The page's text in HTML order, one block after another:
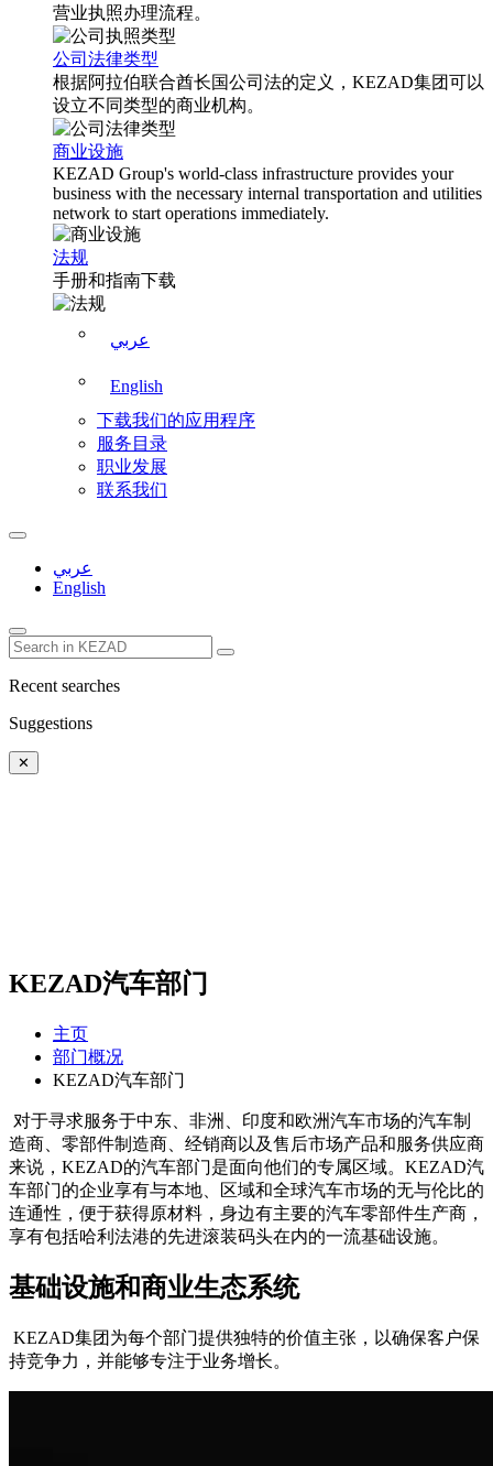
营业执照办理流程。
公司法律类型
根据阿拉伯联合酋长国公司法的定义，KEZAD集团可以
设立不同类型的商业机构。
商业设施
KEZAD Group's world-class infrastructure provides your
business with the necessary internal transportation and utilities
network to start operations immediately.
法规
手册和指南下载
عربي
English
下载我们的应用程序
服务目录
职业发展
联系我们
عربي
English
Recent searches
Suggestions
✕
KEZAD汽车部门
主页
部门概况
KEZAD汽车部门
对于寻求服务于中东、非洲、印度和欧洲汽车市场的汽车制
造商、零部件制造商、经销商以及售后市场产品和服务供应商
来说，KEZAD的汽车部门是面向他们的专属区域。KEZAD汽
车部门的企业享有与本地、区域和全球汽车市场的无与伦比的
连通性，便于获得原材料，身边有主要的汽车零部件生产商，
享有包括哈利法港的先进滚装码头在内的一流基础设施。
基础设施和商业生态系统
KEZAD集团为每个部门提供独特的价值主张，以确保客户保
持竞争力，并能够专注于业务增长。